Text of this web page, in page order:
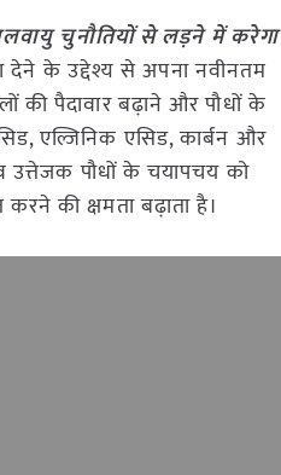
चुनौतियों से लड़ने में करेगा
देने के उद्देश्य से अपना नवीनतम
की पैदावार बढ़ाने और पौधों के
एल्जिनिक एसिड, कार्बन और
उत्तेजक पौधों के चयापचय को
की क्षमता बढ़ाता है।